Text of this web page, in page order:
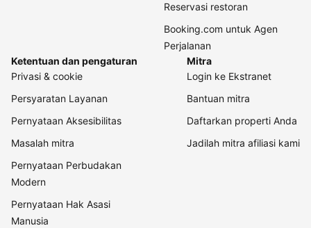
Reservasi restoran
Booking.com untuk Agen
Perjalanan
Ketentuan dan pengaturan
Privasi & cookie
Persyaratan Layanan
Pernyataan Aksesibilitas
Masalah mitra
Pernyataan Perbudakan
Modern
Pernyataan Hak Asasi
Manusia
Mitra
Login ke Ekstranet
Bantuan mitra
Daftarkan properti Anda
Jadilah mitra afiliasi kami